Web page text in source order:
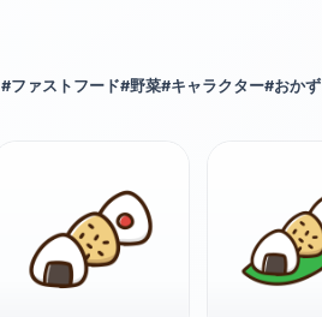
#ファストフード#野菜#キャラクター#おかず